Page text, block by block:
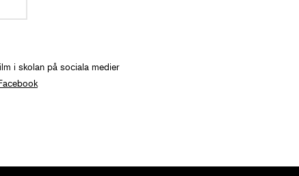
i skolan på sociala medier